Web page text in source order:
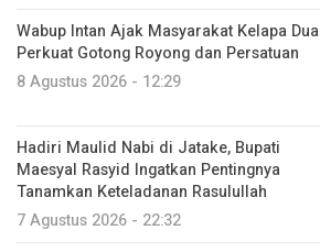
Wabup Intan Ajak Masyarakat Kelapa Dua
Perkuat Gotong Royong dan Persatuan
8 Agustus 2026 - 12:29
Hadiri Maulid Nabi di Jatake, Bupati
Maesyal Rasyid Ingatkan Pentingnya
Tanamkan Keteladanan Rasulullah
7 Agustus 2026 - 22:32